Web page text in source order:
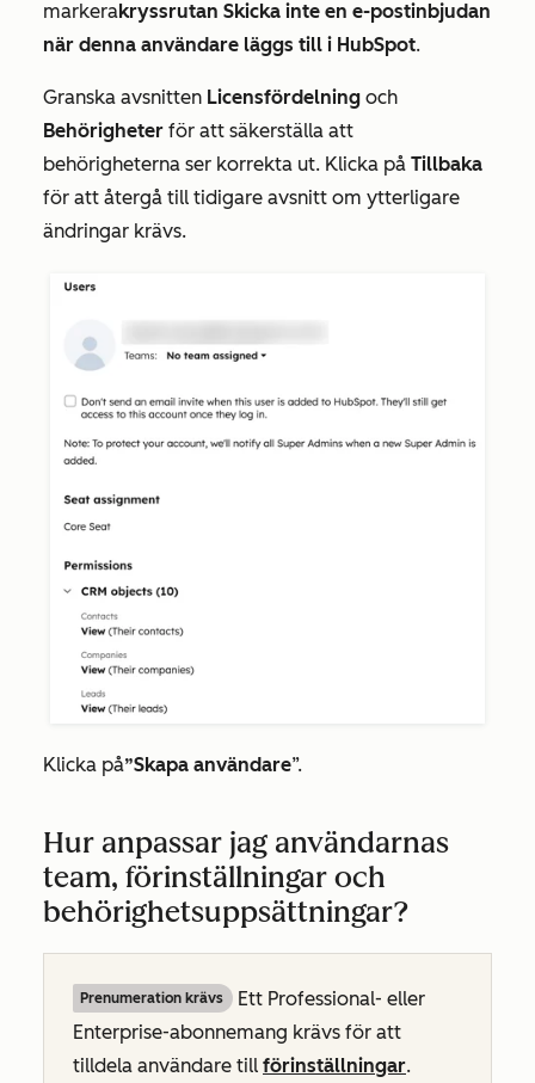
markerakryssrutan Skicka inte en e-postinbjudan
när denna användare läggs till i HubSpot.
Granska avsnitten Licensfördelning och
Behörigheter för att säkerställa att
behörigheterna ser korrekta ut. Klicka på Tillbaka
för att återgå till tidigare avsnitt om ytterligare
ändringar krävs.
Klicka på”Skapa användare”.
Hur anpassar jag användarnas
team, förinställningar och
behörighetsuppsättningar?
Prenumeration krävs Ett Professional- eller
Enterprise-abonnemang krävs för att
tilldela användare till förinställningar.